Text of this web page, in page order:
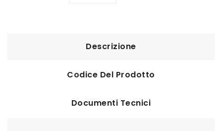
Descrizione
Codice Del Prodotto
Documenti Tecnici